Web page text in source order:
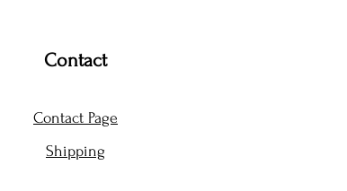
Contact
Contact Page
Shipping